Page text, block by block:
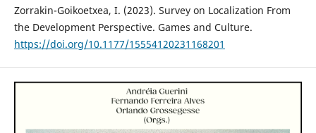
Zorrakin-Goikoetxea, I. (2023). Survey on Localization From
the Development Perspective. Games and Culture.
https://doi.org/10.1177/15554120231168201